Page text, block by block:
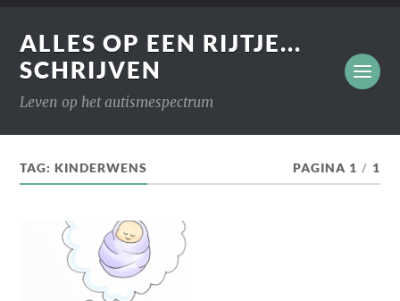
ALLES OP EEN RIJTJE...
SCHRIJVEN
Leven op het autismespectrum
TAG:KINDERWENS PAGINA 1 / 1